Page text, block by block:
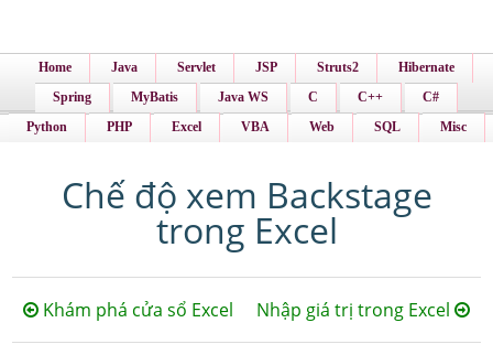
Home Java Servlet JSP Struts2
Hibernate
Spring
MyBatis Java WS C C++
C#
Python
PHP Excel VBA Web SQL Misc
Chế độ xem Backstage
trong Excel
Khám phá cửa sổ Excel Nhập giá trị trong Excel